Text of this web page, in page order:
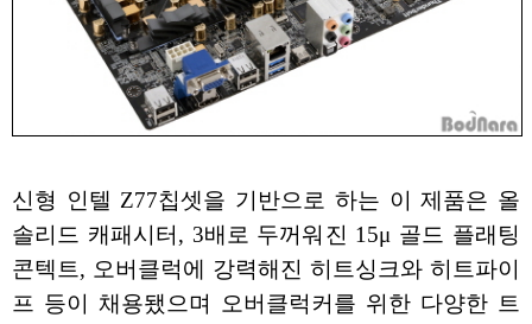
신형 인텔 Z77칩셋을 기반으로 하는 이 제품은 올
솔리드 캐패시터, 3배로 두꺼워진 15μ 골드 플래팅
콘텍트, 오버클럭에 강력해진 히트싱크와 히트파이
프 등이 채용됐으며 오버클럭커를 위한 다양한 트